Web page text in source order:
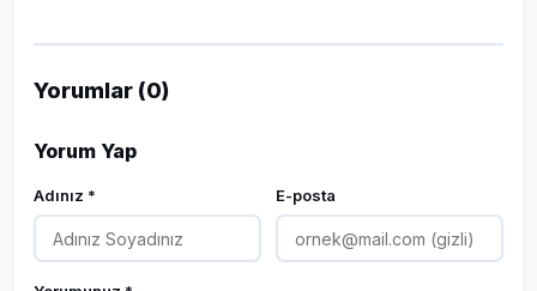
Yorumlar (0)
Yorum Yap
Adınız * E-posta